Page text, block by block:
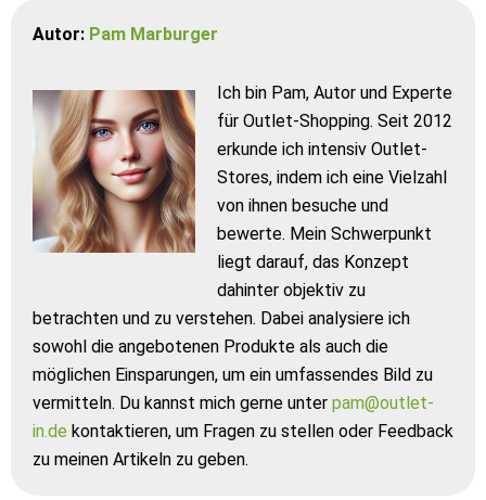
Autor: Pam Marburger
Ich bin Pam, Autor und Experte
für Outlet-Shopping. Seit 2012
erkunde ich intensiv Outlet-
Stores, indem ich eine Vielzahl
von ihnen besuche und
bewerte. Mein Schwerpunkt
liegt darauf, das Konzept
dahinter objektiv zu
betrachten und zu verstehen. Dabei analysiere ich
sowohl die angebotenen Produkte als auch die
möglichen Einsparungen, um ein umfassendes Bild zu
vermitteln. Du kannst mich gerne unter pam@outlet-
in.de kontaktieren, um Fragen zu stellen oder Feedback
zu meinen Artikeln zu geben.